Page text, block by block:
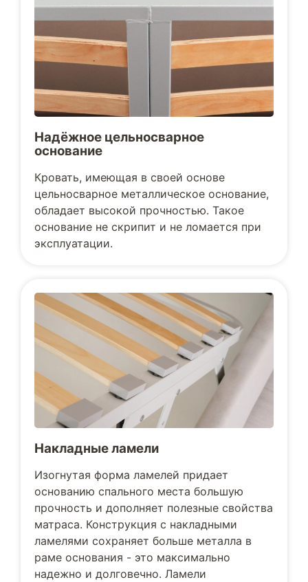
Надёжное цельносварное
основание
Кровать, имеющая в своей основе
цельносварное металлическое основание,
обладает высокой прочностью. Такое
основание не скрипит и не ломается при
эксплуатации.
Накладные ламели
Изогнутая форма ламелей придает
основанию спального места большую
прочность и дополняет полезные свойства
матраса. Конструкция с накладными
ламелями сохраняет больше металла в
раме основания - это максимально
надежно и долговечно. Ламели